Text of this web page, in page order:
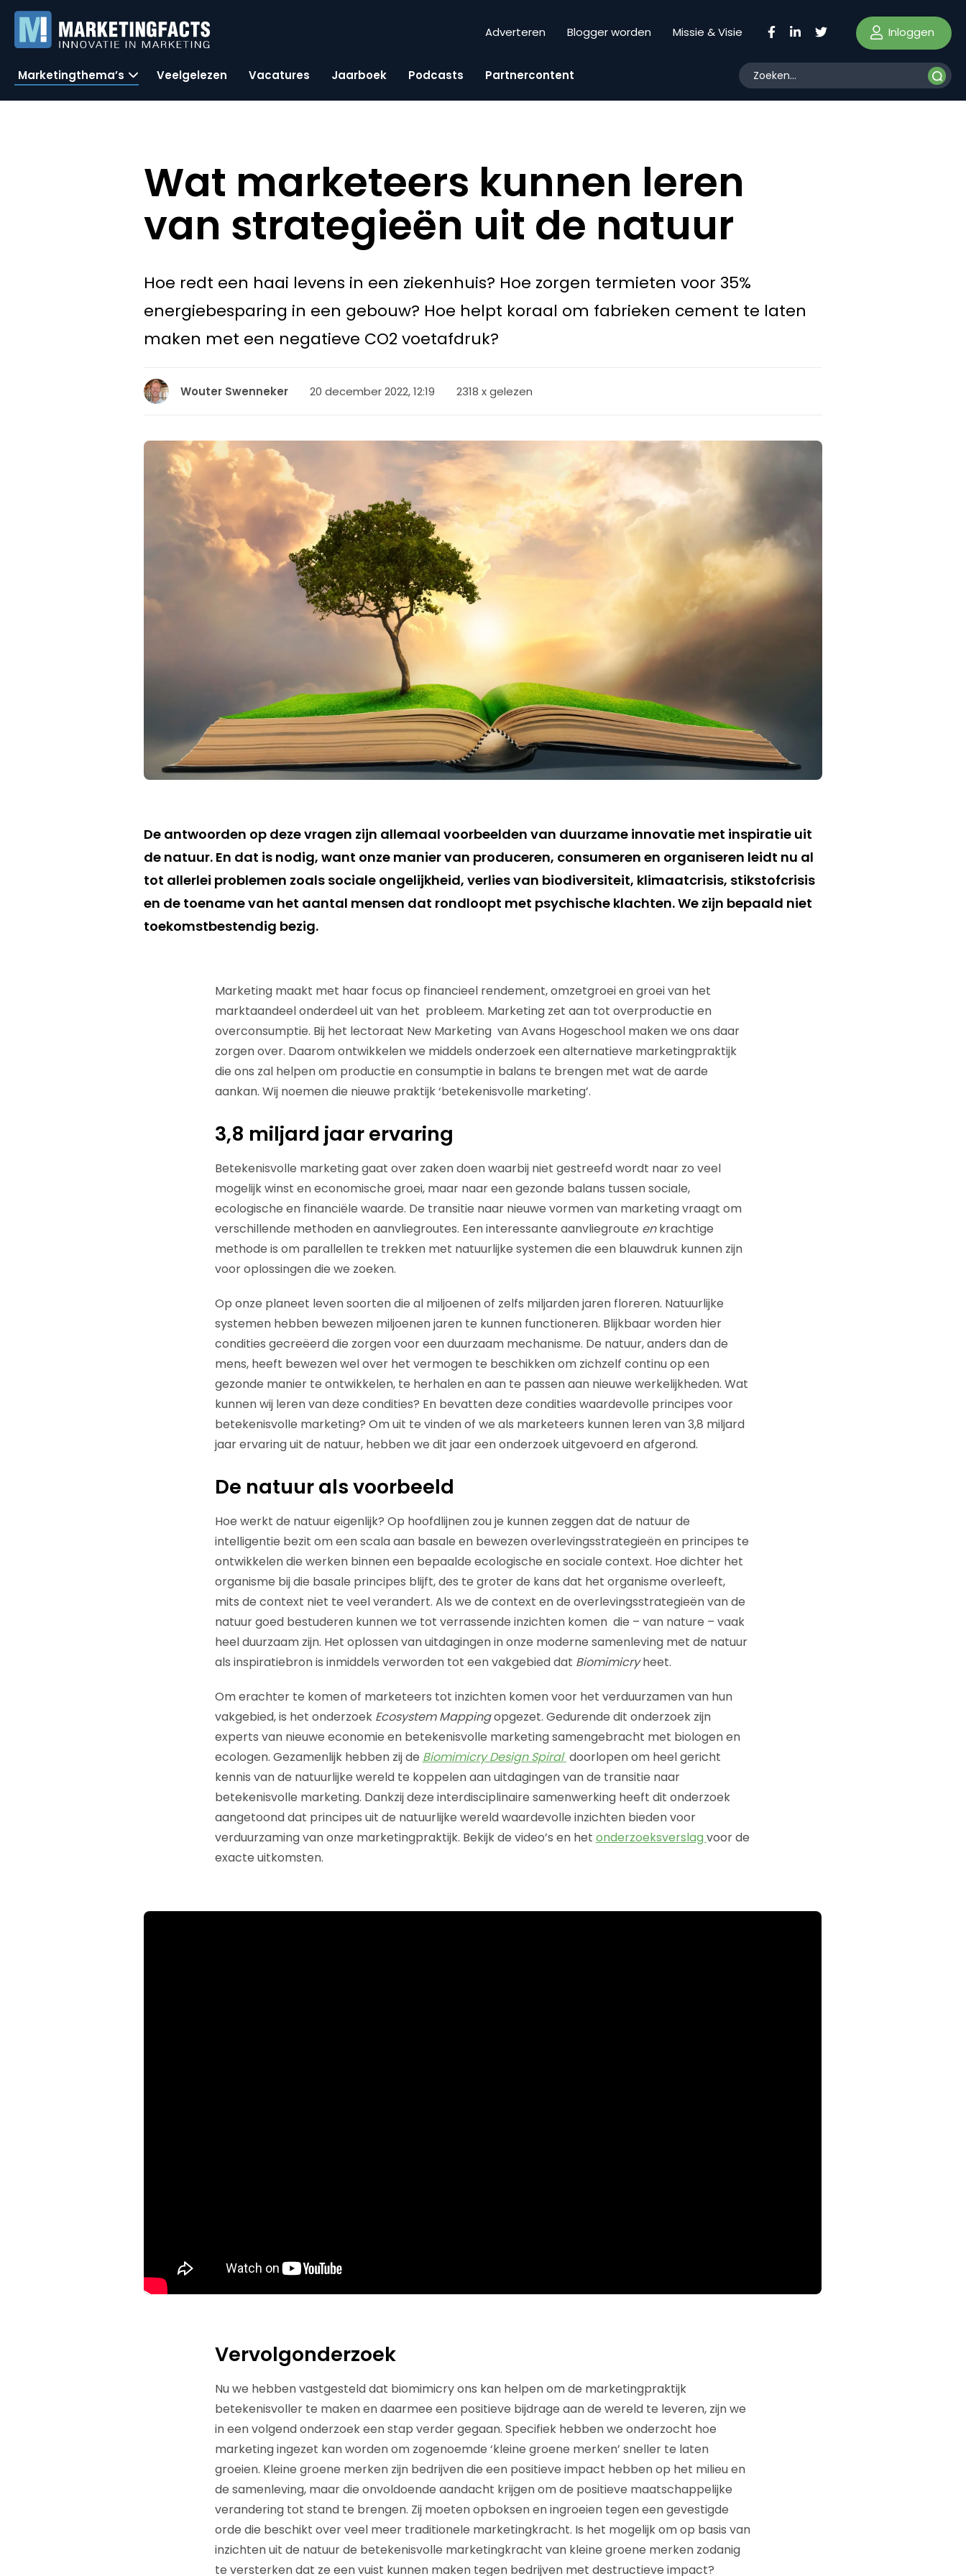
Adverteren Blogger worden Missie & Visie Inloggen
Marketingthema’s Veelgelezen Vacatures Jaarboek Podcasts Partnercontent
Wat marketeers kunnen leren
van strategieën uit de natuur
Hoe redt een haai levens in een ziekenhuis? Hoe zorgen termieten voor 35%
energiebesparing in een gebouw? Hoe helpt koraal om fabrieken cement te laten
maken met een negatieve CO2 voetafdruk?
Wouter Swenneker 20 december 2022, 12:19 2318 x gelezen
De antwoorden op deze vragen zijn allemaal voorbeelden van duurzame innovatie met inspiratie uit
de natuur. En dat is nodig, want onze manier van produceren, consumeren en organiseren leidt nu al
tot allerlei problemen zoals sociale ongelijkheid, verlies van biodiversiteit, klimaatcrisis, stikstofcrisis
en de toename van het aantal mensen dat rondloopt met psychische klachten. We zijn bepaald niet
toekomstbestendig bezig.
Marketing maakt met haar focus op financieel rendement, omzetgroei en groei van het
marktaandeel onderdeel uit van het probleem. Marketing zet aan tot overproductie en
overconsumptie. Bij het lectoraat New Marketing van Avans Hogeschool maken we ons daar
zorgen over. Daarom ontwikkelen we middels onderzoek een alternatieve marketingpraktijk
die ons zal helpen om productie en consumptie in balans te brengen met wat de aarde
aankan. Wij noemen die nieuwe praktijk ‘betekenisvolle marketing’.
3,8 miljard jaar ervaring
Betekenisvolle marketing gaat over zaken doen waarbij niet gestreefd wordt naar zo veel
mogelijk winst en economische groei, maar naar een gezonde balans tussen sociale,
ecologische en financiële waarde. De transitie naar nieuwe vormen van marketing vraagt om
verschillende methoden en aanvliegroutes. Een interessante aanvliegroute enkrachtige
methode is om parallellen te trekken met natuurlijke systemen die een blauwdruk kunnen zijn
voor oplossingen die we zoeken.
Op onze planeet leven soorten die al miljoenen of zelfs miljarden jaren floreren. Natuurlijke
systemen hebben bewezen miljoenen jaren te kunnen functioneren. Blijkbaar worden hier
condities gecreëerd die zorgen voor een duurzaam mechanisme. De natuur, anders dan de
mens, heeft bewezen wel over het vermogen te beschikken om zichzelf continu op een
gezonde manier te ontwikkelen, te herhalen en aan te passen aan nieuwe werkelijkheden. Wat
kunnen wij leren van deze condities? En bevatten deze condities waardevolle principes voor
betekenisvolle marketing? Om uit te vinden of we als marketeers kunnen leren van 3,8 miljard
jaar ervaring uit de natuur, hebben we dit jaar een onderzoek uitgevoerd en afgerond.
De natuur als voorbeeld
Hoe werkt de natuur eigenlijk? Op hoofdlijnen zou je kunnen zeggen dat de natuur de
intelligentie bezit om een scala aan basale en bewezen overlevingsstrategieën en principes te
ontwikkelen die werken binnen een bepaalde ecologische en sociale context. Hoe dichter het
organisme bij die basale principes blijft, des te groter de kans dat het organisme overleeft,
mits de context niet te veel verandert. Als we de context en de overlevingsstrategieën van de
natuur goed bestuderen kunnen we tot verrassende inzichten komen die – van nature – vaak
heel duurzaam zijn. Het oplossen van uitdagingen in onze moderne samenleving met de natuur
als inspiratiebron is inmiddels verworden tot een vakgebied dat Biomimicryheet.
Om erachter te komen of marketeers tot inzichten komen voor het verduurzamen van hun
vakgebied, is het onderzoek Ecosystem Mappingopgezet. Gedurende dit onderzoek zijn
experts van nieuwe economie en betekenisvolle marketing samengebracht met biologen en
ecologen. Gezamenlijk hebben zij de Biomimicry Design Spiral doorlopen om heel gericht
kennis van de natuurlijke wereld te koppelen aan uitdagingen van de transitie naar
betekenisvolle marketing. Dankzij deze interdisciplinaire samenwerking heeft dit onderzoek
aangetoond dat principes uit de natuurlijke wereld waardevolle inzichten bieden voor
verduurzaming van onze marketingpraktijk. Bekijk de video’s en het onderzoeksverslag voor de
exacte uitkomsten.
Vervolgonderzoek
Nu we hebben vastgesteld dat biomimicry ons kan helpen om de marketingpraktijk
betekenisvoller te maken en daarmee een positieve bijdrage aan de wereld te leveren, zijn we
in een volgend onderzoek een stap verder gegaan. Specifiek hebben we onderzocht hoe
marketing ingezet kan worden om zogenoemde ‘kleine groene merken’ sneller te laten
groeien. Kleine groene merken zijn bedrijven die een positieve impact hebben op het milieu en
de samenleving, maar die onvoldoende aandacht krijgen om de positieve maatschappelijke
verandering tot stand te brengen. Zij moeten opboksen en ingroeien tegen een gevestigde
orde die beschikt over veel meer traditionele marketingkracht. Is het mogelijk om op basis van
inzichten uit de natuur de betekenisvolle marketingkracht van kleine groene merken zodanig
te versterken dat ze een vuist kunnen maken tegen bedrijven met destructieve impact?